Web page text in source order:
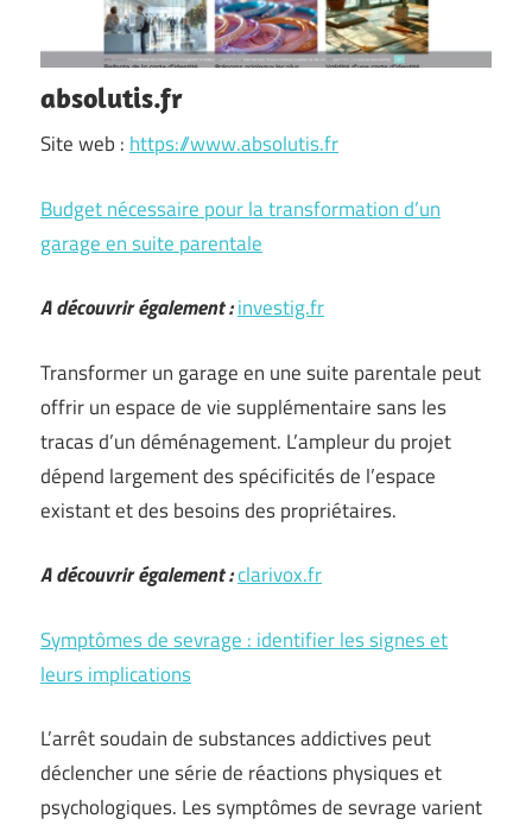
absolutis.fr
Site web : https://www.absolutis.fr
Budget nécessaire pour la transformation d’un
garage en suite parentale
A découvrir également :investig.fr
Transformer un garage en une suite parentale peut
offrir un espace de vie supplémentaire sans les
tracas d’un déménagement. L’ampleur du projet
dépend largement des spécificités de l’espace
existant et des besoins des propriétaires.
A découvrir également :clarivox.fr
Symptômes de sevrage : identifier les signes et
leurs implications
L’arrêt soudain de substances addictives peut
déclencher une série de réactions physiques et
psychologiques. Les symptômes de sevrage varient